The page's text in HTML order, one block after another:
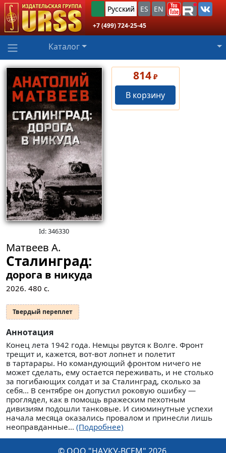
Русский ES EN
+7 (499) 724-25-45
Каталог
Id: 346330
814 ₽
В корзину
Матвеев А.
Сталинград:
дорога в никуда
2026. 480 с.
Твердый переплет
Аннотация
Конец лета 1942 года. Немцы рвутся к Волге. Фронт
трещит и, кажется, вот-вот лопнет и полетит
в тартарары. Но командующий фронтом ничего не
может сделать, ему остается переживать, и не столько
за погибающих солдат и за Сталинград, сколько за
себя… В сентябре он допустил роковую ошибку —
проглядел, как в помощь вражеским пехотным
дивизиям подошли танковые. И сиюминутные успехи
начала месяца оказались провалом и принесли лишь
неоправданные... (Подробнее)